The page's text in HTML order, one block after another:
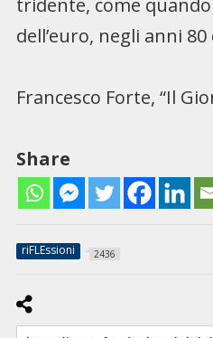
dell’euro, negli anni 80
Francesco Forte, “Il
Share
riFLEssioni 2436